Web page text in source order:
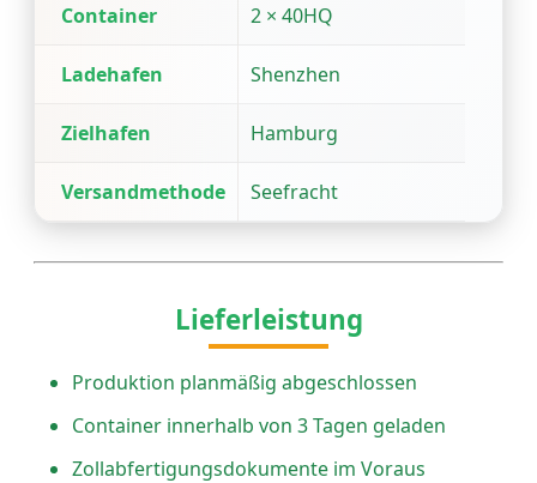
Container 2 × 40HQ
Ladehafen Shenzhen
Zielhafen Hamburg
Versandmethode Seefracht
Lieferleistung
Produktion planmäßig abgeschlossen
Container innerhalb von 3 Tagen geladen
Zollabfertigungsdokumente im Voraus